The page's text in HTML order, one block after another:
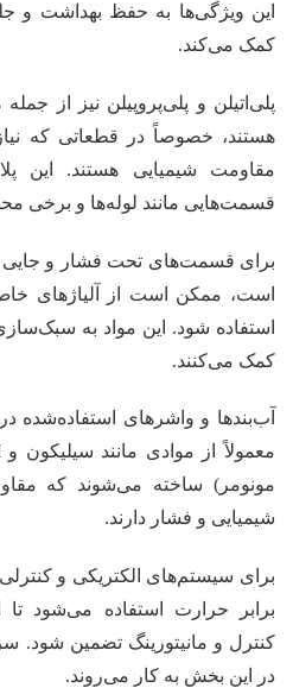
این ویژگی‌ها به حفظ بهداشت و
کمک می‌کند.
پلی‌اتیلن و پلی‌پروپیلن نیز از
هستند، خصوصاً در قطعاتی که
مقاومت شیمیایی هستند. این
قسمت‌هایی مانند لوله‌ها و برخی
برای قسمت‌های تحت فشار و جایی‌
است، ممکن است از آلیاژهای خاص
استفاده شود. این مواد به
کمک می‌کنند.
آب‌بندها و واشرهای استفاده‌شده
مونومر) ساخته می‌شوند که
شیمیایی و فشار دارند.
برای سیستم‌های الکتریکی و کنترلی
برابر حرارت استفاده می‌شود
کنترل و مانیتورینگ تضمین شود.
در این بخش به کار می‌روند.